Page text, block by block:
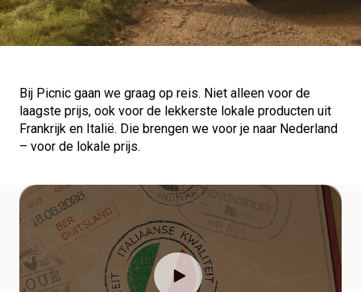
Bij Picnic gaan we graag op reis. Niet alleen voor de
laagste prijs, ook voor de lekkerste lokale producten uit
Frankrijk en Italië. Die brengen we voor je naar Nederland
– voor de lokale prijs.